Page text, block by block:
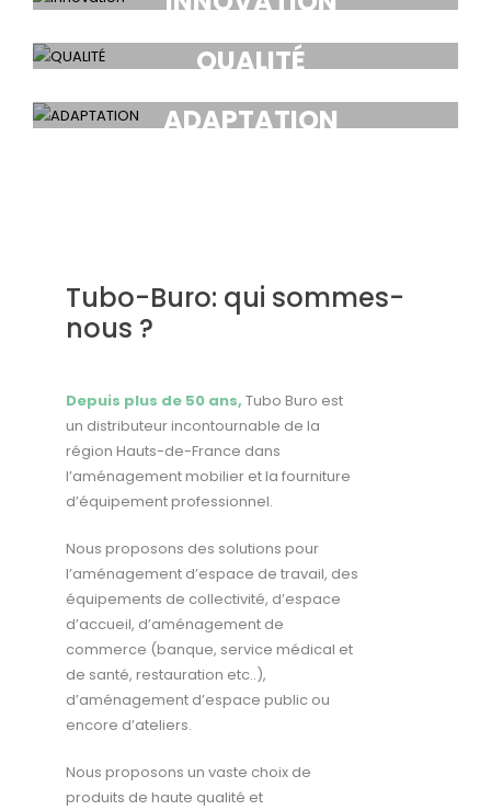
QUALITÉ
ADAPTATION
Tubo-Buro: qui sommes-
nous ?
Depuis plus de 50 ans, Tubo Buro est
un distributeur incontournable de la
région Hauts-de-France dans
l’aménagement mobilier et la fourniture
d’équipement professionnel.
Nous proposons des solutions pour
l’aménagement d’espace de travail, des
équipements de collectivité, d’espace
d’accueil, d’aménagement de
commerce (banque, service médical et
de santé, restauration etc..),
d’aménagement d’espace public ou
encore d’ateliers.
Nous proposons un vaste choix de
produits de haute qualité et